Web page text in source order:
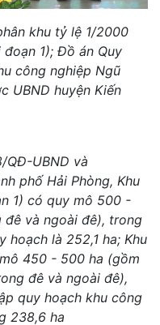
khu tỷ lệ 1/2000
1); Đồ án Quy
công nghiệp Ngũ
UBND huyện Kiến
QĐ-UBND và
phố Hải Phòng, Khu
1) có quy mô 500 -
và ngoài đê), trong
hoạch là 252,1 ha; Khu
450 - 500 ha (gồm
đê và ngoài đê),
quy hoạch khu công
238,6 ha